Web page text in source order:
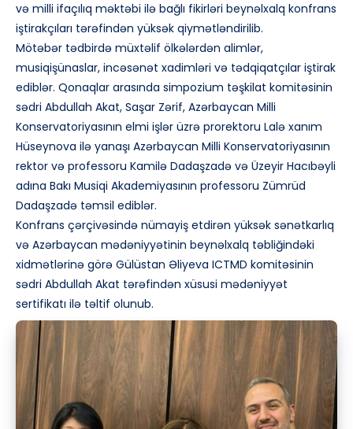
və milli ifaçılıq məktəbi ilə bağlı fikirləri beynəlxalq konfrans
iştirakçıları tərəfindən yüksək qiymətləndirilib.
Mötəbər tədbirdə müxtəlif ölkələrdən alimlər,
musiqişünaslar, incəsənət xadimləri və tədqiqatçılar iştirak
ediblər. Qonaqlar arasında simpozium təşkilat komitəsinin
sədri Abdullah Akat, Saşar Zərif, Azərbaycan Milli
Konservatoriyasının elmi işlər üzrə prorektoru Lalə xanım
Hüseynova ilə yanaşı Azərbaycan Milli Konservatoriyasının
rektor və professoru Kamilə Dadaşzadə və Üzeyir Hacıbəyli
adına Bakı Musiqi Akademiyasının professoru Zümrüd
Dadaşzadə təmsil ediblər.
Konfrans çərçivəsində nümayiş etdirən yüksək sənətkarlıq
və Azərbaycan mədəniyyətinin beynəlxalq təbliğindəki
xidmətlərinə görə Gülüstan Əliyeva ICTMD komitəsinin
sədri Abdullah Akat tərəfindən xüsusi mədəniyyət
sertifikatı ilə təltif olunub.